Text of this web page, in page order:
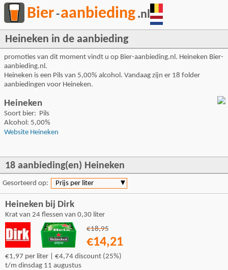
Bier-aanbieding .nl
Heineken in de aanbieding
promoties van dit moment vindt u op Bier-aanbieding.nl. Heineken Bier-
aanbieding.nl.
Heineken is een Pils van 5,00% alcohol. Vandaag zijn er 18 folder
aanbiedingen voor Heineken.
Heineken
Soort bier: Pils
Alcohol: 5,00%
Website Heineken
18 aanbieding(en) Heineken
Gesorteerd op: Prijs per liter ▼
Heineken bij Dirk
Krat van 24 flessen van 0,30 liter
€18,95
€14,21
€1,97 per liter | €4,74 discount (25%)
t/m dinsdag 11 augustus